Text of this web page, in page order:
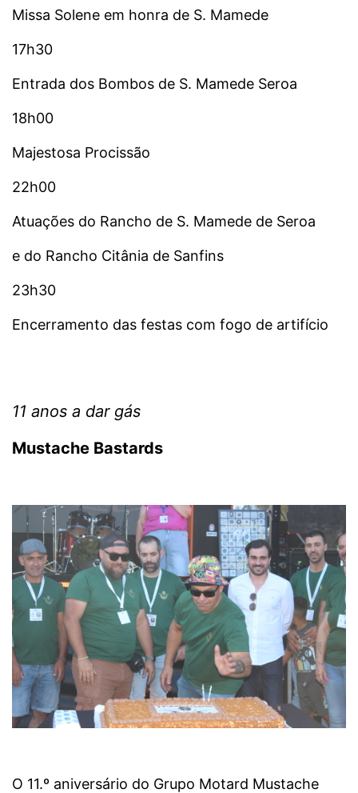
Missa Solene em honra de S. Mamede
17h30
Entrada dos Bombos de S. Mamede Seroa
18h00
Majestosa Procissão
22h00
Atuações do Rancho de S. Mamede de Seroa
e do Rancho Citânia de Sanfins
23h30
Encerramento das festas com fogo de artifício
11 anos a dar gás
Mustache Bastards
O 11.º aniversário do Grupo Motard Mustache